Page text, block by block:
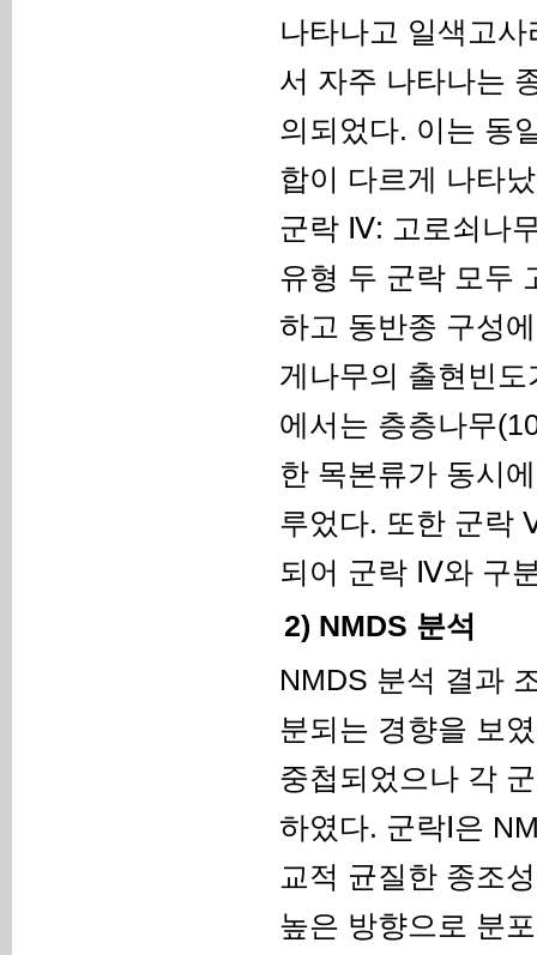
나타나고 일색고
서 자주 나타나는
의되었다. 이는 동
합이 다르게 나타
군락 Ⅳ: 고로쇠나
유형 두 군락 모두
하고 동반종 구성
게나무의 출현빈
에서는 층층나무
한 목본류가 동시
루었다. 또한 군락
되어 군락 Ⅳ와 구
2) NMDS 분석
NMDS 분석 결과
분되는 경향을 보
중첩되었으나 각
하였다. 군락Ⅰ은
교적 균질한 종조
높은 방향으로 분